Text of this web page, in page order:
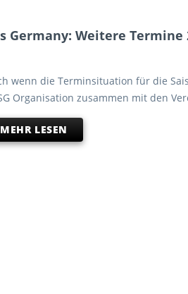
Germany: Weitere
wenn die Terminsituation für die
Organisation zusammen mit den
MEHR LESEN